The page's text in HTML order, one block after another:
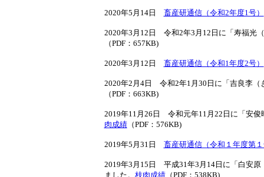
2020年5月14日 畜産研通信（令和2年度1号）
2020年3月12日 令和2年3月12日に「寿福光
（PDF：657KB)
2020年3月12日 畜産研通信（令和1年度2号）
2020年2月4日 令和2年1月30日に「吉良李（
（PDF：663KB)
2019年11月26日 令和元年11月22日に「安俊
肉成績（PDF：576KB)
2019年5月31日 畜産研通信（令和１年度第
2019年3月15日 平成31年3月14日に「白安原
ました。 枝肉成績（PDF：538KB)